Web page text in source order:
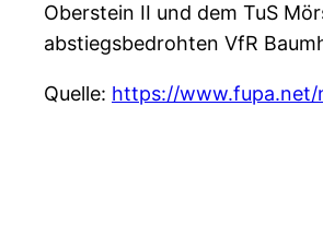
Oberstein II und dem TuS
abstiegsbedrohten VfR
Quelle: https://www.fupa.net/